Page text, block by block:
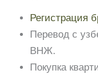
Регистрация
Перевод с
ВНЖ.
Покупка